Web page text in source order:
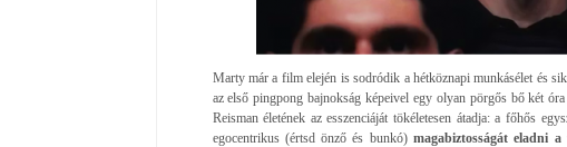
Marty már a film elején is sodródik a hétköznapi munkásélet és
az első pingpong bajnokság képeivel egy olyan pörgős bő két
Reisman életének az esszenciáját tökéletesen átadja: a főhős
egocentrikus (értsd önző és bunkó)magabiztosságát eladni a